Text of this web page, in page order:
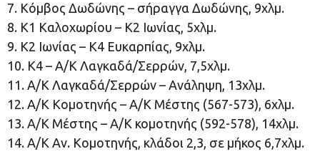
7. Κόμβος Δωδώνης – σήραγγα Δωδώνης, 9χλμ.
8. Κ1 Καλοχωρίου – Κ2 Ιωνίας, 5χλμ.
9. Κ2 Ιωνίας – Κ4 Ευκαρπίας, 9χλμ.
10. Κ4 – Α/Κ Λαγκαδά/Σερρών, 7,5χλμ.
11. Α/Κ Λαγκαδά/Σερρών – Ανάληψη, 13χλμ.
12. Α/Κ Κομοτηνής – Α/Κ Μέστης (567-573), 6χλμ.
13. Α/Κ Μέστης – Α/Κ κομοτηνής (592-578), 14χλμ.
14. Α/Κ Αν. Κομοτηνής, κλάδοι 2,3, σε μήκος 6,7χλμ.